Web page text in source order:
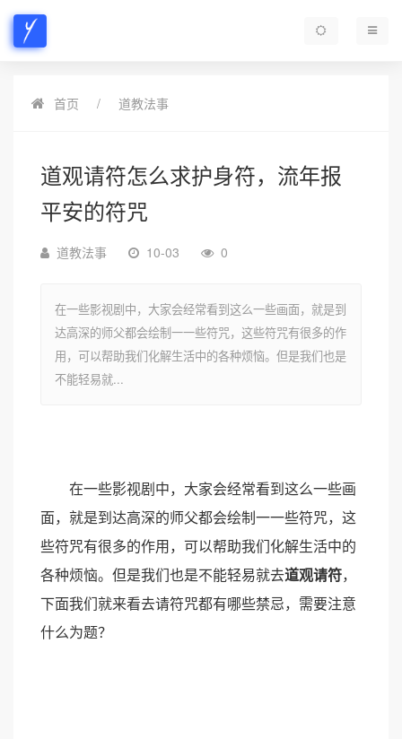
首页 道教法事
道观请符怎么求护身符，流年报
平安的符咒
道教法事 10-03 0
在一些影视剧中，大家会经常看到这么一些画面，就是到
达高深的师父都会绘制一一些符咒，这些符咒有很多的作
用，可以帮助我们化解生活中的各种烦恼。但是我们也是
不能轻易就...
在一些影视剧中，大家会经常看到这么一些画
面，就是到达高深的师父都会绘制一一些符咒，这
些符咒有很多的作用，可以帮助我们化解生活中的
各种烦恼。但是我们也是不能轻易就去道观请符，
下面我们就来看去请符咒都有哪些禁忌，需要注意
什么为题？